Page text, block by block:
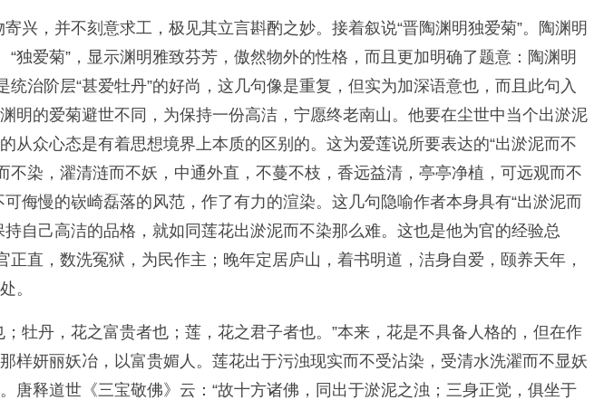
兴，并不刻意求工，极见其立言斟酌之妙。接着叙说“晋陶渊明独爱菊”。陶渊明
独爱菊”，显示渊明雅致芬芳，傲然物外的性格，而且更加明确了题意：陶渊明
治阶层“甚爱牡丹”的好尚，这几句像是重复，但实为加深语意也，而且此句入
的爱菊避世不同，为保持一份高洁，宁愿终老南山。他要在尘世中当个出淤泥
众心态是有着思想境界上本质的区别的。这为爱莲说所要表达的“出淤泥而不
染，濯清涟而不妖，中通外直，不蔓不枝，香远益清，亭亭净植，可远观而不
侮慢的嵚崎磊落的风范，作了有力的渲染。这几句隐喻作者本身具有“出淤泥而
自己高洁的品格，就如同莲花出淤泥而不染那么难。这也是他为官的经验总
直，数洗冤狱，为民作主；晚年定居庐山，着书明道，洁身自爱，颐养天年，
。
牡丹，花之富贵者也；莲，花之君子者也。”本来，花是不具备人格的，但在作
妍丽妖冶，以富贵媚人。莲花出于污浊现实而不受沾染，受清水洗濯而不显妖
释道世《三宝敬佛》云：“故十方诸佛，同出于淤泥之浊；三身正觉，俱坐于